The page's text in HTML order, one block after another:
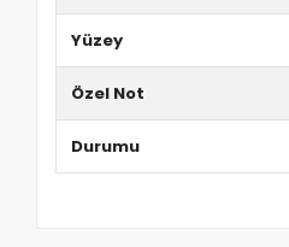
Yüzey
Özel Not
Durumu